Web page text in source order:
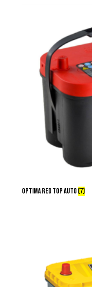
OPTIMA RED TOP AUTO (7)